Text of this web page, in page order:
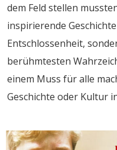
dem Feld stellen
inspirierende
Entschlossenheit,
berühmtesten
einem Muss für alle
Geschichte oder Kultur